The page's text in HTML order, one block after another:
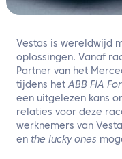
NL
Vestas is wereldwijd
oplossingen. Vanaf
Partner van het
tijdens het ABB FIA
een uitgelezen kans
relaties voor deze
werknemers van
en the lucky ones